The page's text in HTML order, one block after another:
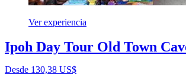
Ver experiencia
Ipoh Day Tour Old Town
Desde 130,38 US$